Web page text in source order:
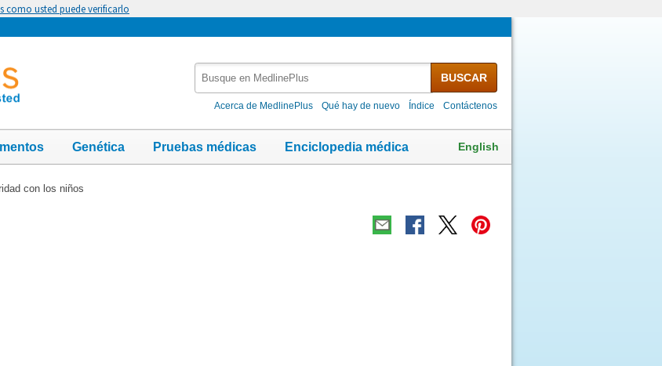
como usted puede verificarlo
MedlinePlus
BUSCAR
Acerca de MedlinePlus Qué hay de nuevo Índice Contáctenos
Genética Pruebas médicas Enciclopedia médica English
con los niños